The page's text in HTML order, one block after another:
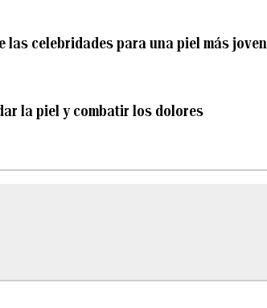
las celebridades para una piel más joven
la piel y combatir los dolores